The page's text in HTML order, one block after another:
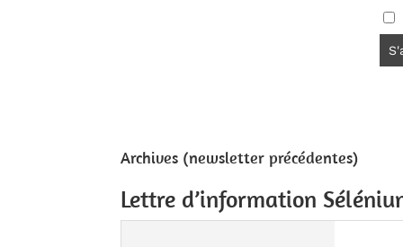
Archives (newsletter précédentes)
Lettre d’information